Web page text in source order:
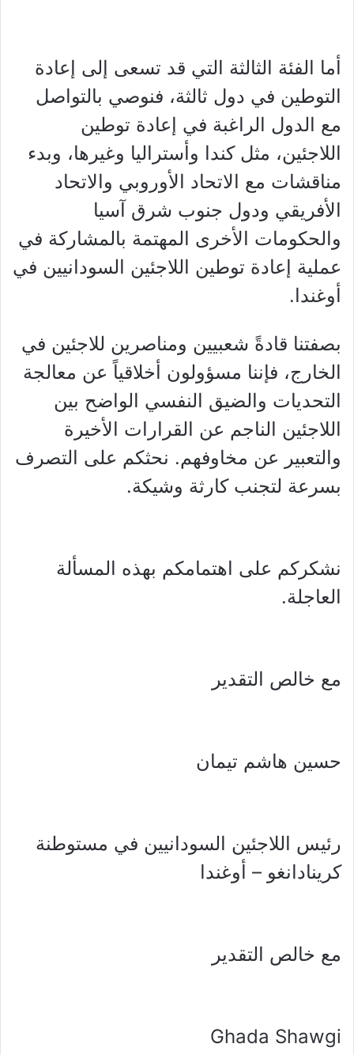
أما الفئة الثالثة التي قد تسعى إلى إعادة
التوطين في دول ثالثة، فنوصي بالتواصل
مع الدول الراغبة في إعادة توطين
اللاجئين، مثل كندا وأستراليا وغيرها، وبدء
مناقشات مع الاتحاد الأوروبي والاتحاد
الأفريقي ودول جنوب شرق آسيا
والحكومات الأخرى المهتمة بالمشاركة في
عملية إعادة توطين اللاجئين السودانيين في
أوغندا.
بصفتنا قادةً شعبيين ومناصرين للاجئين في
الخارج، فإننا مسؤولون أخلاقياً عن معالجة
التحديات والضيق النفسي الواضح بين
اللاجئين الناجم عن القرارات الأخيرة
والتعبير عن مخاوفهم. نحثكم على التصرف
بسرعة لتجنب كارثة وشيكة.
نشكركم على اهتمامكم بهذه المسألة
العاجلة.
مع خالص التقدير
حسين هاشم تيمان
رئيس اللاجئين السودانيين في مستوطنة
كرينادانغو – أوغندا
مع خالص التقدير
Ghada Shawgi